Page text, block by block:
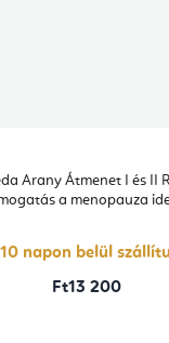
Arany Átmenet I és II
a menopauza
napon belül
Ft13 200